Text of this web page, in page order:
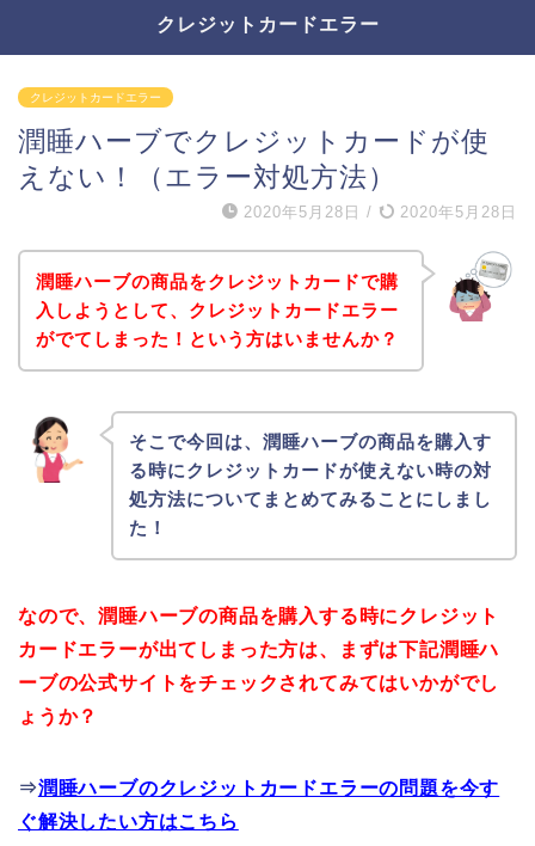
クレジットカードエラー
クレジットカードエラー
潤睡ハーブでクレジットカードが使
えない！（エラー対処方法）
2020年5月28日 / 2020年5月28日
潤睡ハーブの商品をクレジットカードで購
入しようとして、クレジットカードエラー
がでてしまった！という方はいませんか？
そこで今回は、潤睡ハーブの商品を購入す
る時にクレジットカードが使えない時の対
処方法についてまとめてみることにしまし
た！
なので、潤睡ハーブの商品を購入する時にクレジット
カードエラーが出てしまった方は、まずは下記潤睡ハ
ーブの公式サイトをチェックされてみてはいかがでし
ょうか？
⇒潤睡ハーブのクレジットカードエラーの問題を今す
ぐ解決したい方はこちら